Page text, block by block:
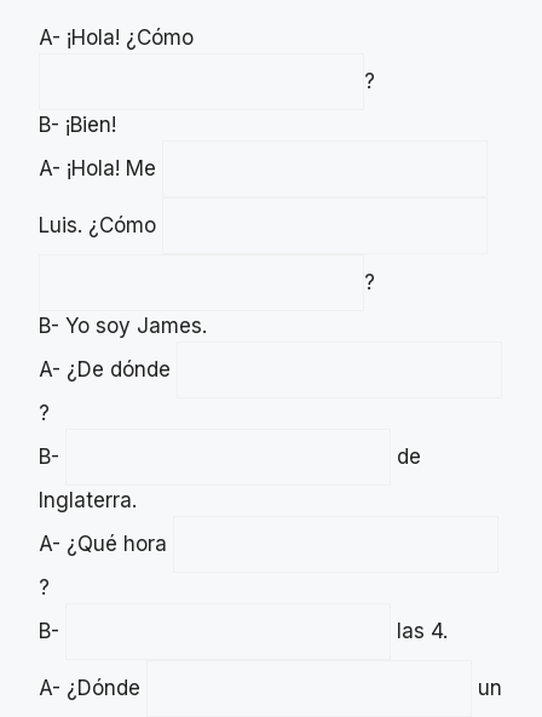
A- ¡Hola! ¿Cómo
?
B- ¡Bien!
A- ¡Hola! Me
Luis. ¿Cómo
?
B- Yo soy James.
A- ¿De dónde
?
B-
de
Inglaterra.
A- ¿Qué hora
?
B-
las 4.
A- ¿Dónde
un